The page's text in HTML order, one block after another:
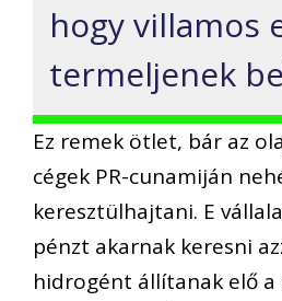
hogy villamos
termeljenek
Ez remek ötlet, bár az
cégek PR-cunamiján
keresztülhajtani. E
pénzt akarnak keresni
hidrogént állítanak elő